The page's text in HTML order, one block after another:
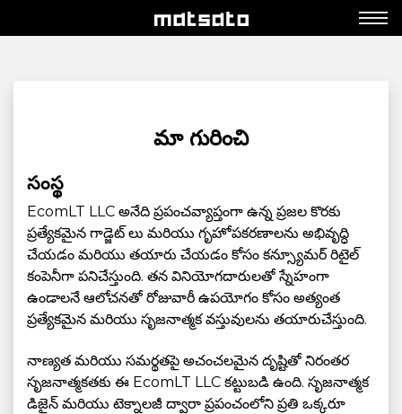
మా గురించి
సంస్థ
EcomLT LLC అనేది ప్రపంచవ్యాప్తంగా ఉన్న ప్రజల కొరకు
ప్రత్యేకమైన గాడ్జెట్ లు మరియు గృహోపకరణాలను అభివృద్ధి
చేయడం మరియు తయారు చేయడం కోసం కన్స్యూమర్ రిటైల్
కంపెనీగా పనిచేస్తుంది. తన వినియోగదారులతో స్నేహంగా
ఉండాలనే ఆలోచనతో రోజువారీ ఉపయోగం కోసం అత్యంత
ప్రత్యేకమైన మరియు సృజనాత్మక వస్తువులను తయారుచేస్తుంది.
నాణ్యత మరియు సమర్థతపై అచంచలమైన దృష్టితో నిరంతర
సృజనాత్మకతకు ఈ EcomLT LLC కట్టుబడి ఉంది. సృజనాత్మక
డిజైన్ మరియు టెక్నాలజీ ద్వారా ప్రపంచంలోని ప్రతి ఒక్కరూ